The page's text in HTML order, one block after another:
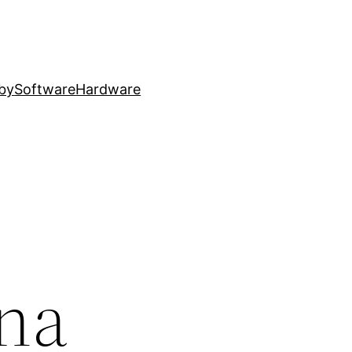
SoftwareHardware